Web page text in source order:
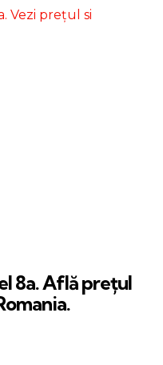
8a. Află prețul